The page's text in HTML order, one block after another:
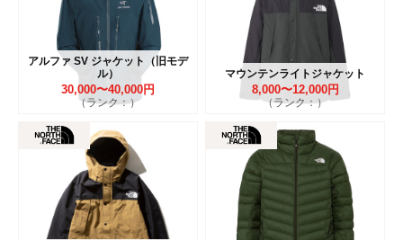
アルファ SV ジャケット（旧モデ
ル）
30,000〜40,000円
（ランク：）
マウンテンライトジャケット
8,000〜12,000円
（ランク：）